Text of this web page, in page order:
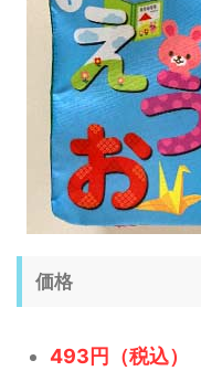
価格
493円（税込）